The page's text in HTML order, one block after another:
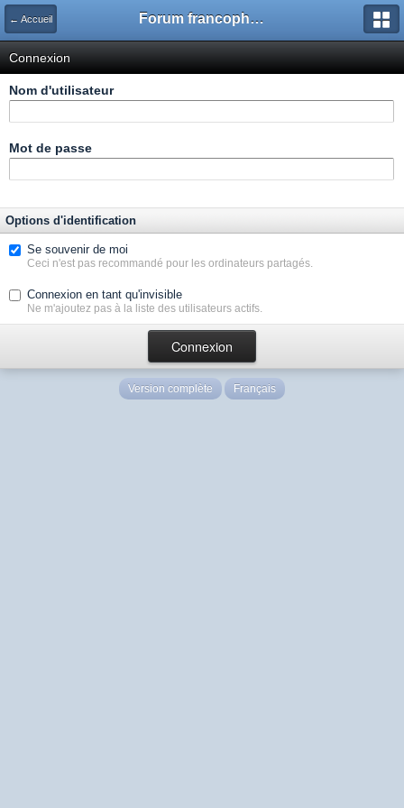
← Accueil Forum francophone de Kimagure Orange Road
Connexion
Nom d'utilisateur
Mot de passe
Options d'identification
Se souvenir de moi
Ceci n'est pas recommandé pour les ordinateurs partagés.
Connexion en tant qu'invisible
Ne m'ajoutez pas à la liste des utilisateurs actifs.
Version complète Français